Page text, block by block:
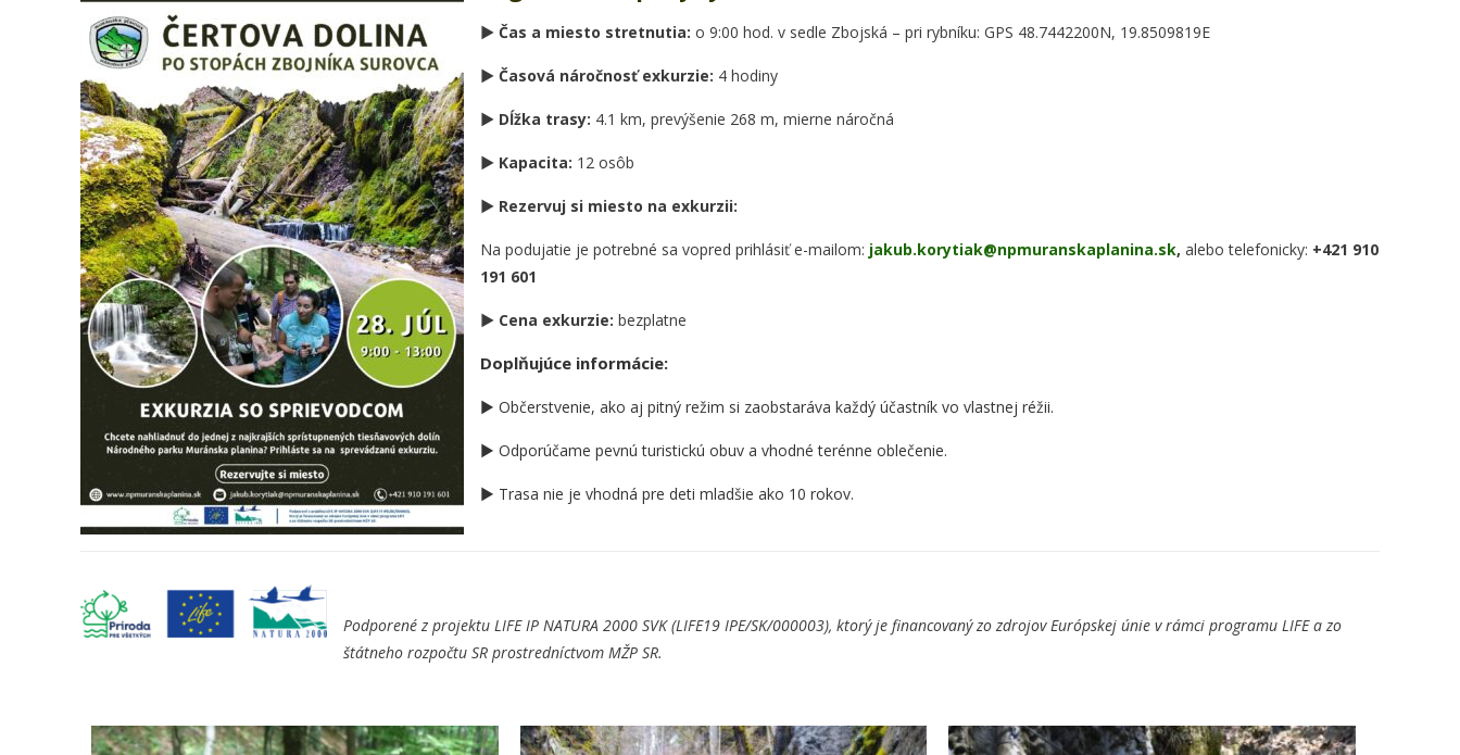
► Čas a miesto stretnutia: o 9:00 hod. v sedle Zbojská – pri rybníku: GPS 48.7442200N, 19.8509819E
► Časová náročnosť exkurzie: 4 hodiny
► Dĺžka trasy: 4.1 km, prevýšenie 268 m, mierne náročná
► Kapacita: 12 osôb
► Rezervuj si miesto na exkurzii:
Na podujatie je potrebné sa vopred prihlásiť e-mailom: jakub.korytiak@npmuranskaplanina.sk, alebo telefonicky: +421 910
191 601
► Cena exkurzie: bezplatne
Doplňujúce informácie:
► Občerstvenie, ako aj pitný režim si zaobstaráva každý účastník vo vlastnej réžii.
► Odporúčame pevnú turistickú obuv a vhodné terénne oblečenie.
► Trasa nie je vhodná pre deti mladšie ako 10 rokov.
Podporené z projektu LIFE IP NATURA 2000 SVK (LIFE19 IPE/SK/000003), ktorý je financovaný zo zdrojov Európskej únie v rámci programu LIFE a zo
štátneho rozpočtu SR prostredníctvom MŽP SR.